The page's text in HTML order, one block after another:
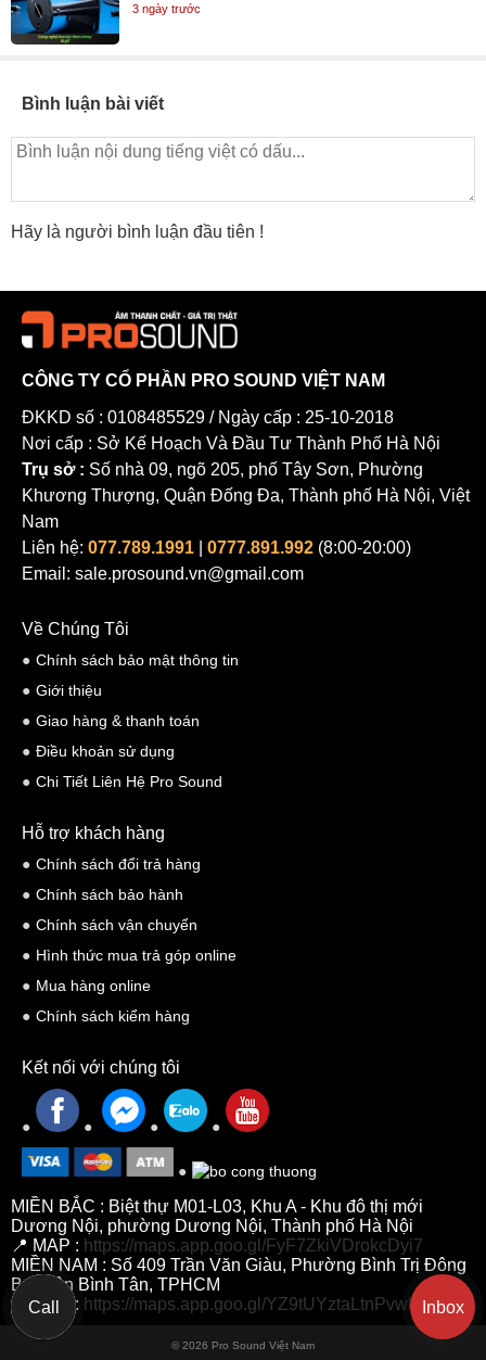
3 ngày trước
Bình luận bài viết
Hãy là người bình luận đầu tiên !
CÔNG TY CỔ PHẦN PRO SOUND VIỆT NAM
ĐKKD số : 0108485529 / Ngày cấp : 25-10-2018
Nơi cấp : Sở Kế Hoạch Và Đầu Tư Thành Phố Hà Nội
Trụ sở : Số nhà 09, ngõ 205, phố Tây Sơn, Phường
Khương Thượng, Quận Đống Đa, Thành phố Hà Nội, Việt
Nam
Liên hệ: 077.789.1991 0777.891.992 (8:00-20:00)
Email: sale.prosound.vn@gmail.com
Về Chúng Tôi
Chính sách bảo mật thông tin
Giới thiệu
Giao hàng & thanh toán
Điều khoản sử dụng
Chi Tiết Liên Hệ Pro Sound
Hỗ trợ khách hàng
Chính sách đổi trả hàng
Chính sách bảo hành
Chính sách vận chuyển
Hình thức mua trả góp online
Mua hàng online
Chính sách kiểm hàng
Kết nối với chúng tôi
MIỀN BẮC : Biệt thự M01-L03, Khu A - Khu đô thị mới
Dương Nội, phường Dương Nội, Thành phố Hà Nội
📍 MAP : https://maps.app.goo.gl/FyF7ZkiVDrokcDyi7
MIỀN NAM : Số 409 Trần Văn Giàu, Phường Bình Trị Đông
B, Quận Bình Tân, TPHCM
📍 MAP : https://maps.app.goo.gl/YZ9tUYztaLtnPvwh7
© 2026 Pro Sound Việt Nam
Call Inbox